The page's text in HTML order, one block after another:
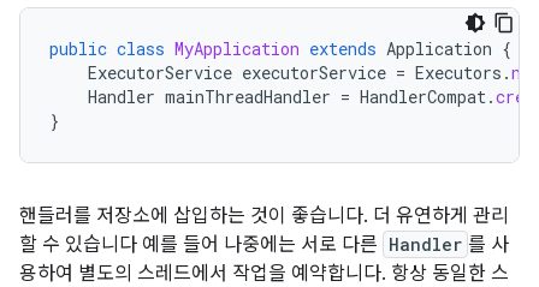
public class MyApplication extends Application {
ExecutorService executorService = Executors .
Handler mainThreadHandler = HandlerCompat.
}
핸들러를 저장소에 삽입하는 것이 좋습니다. 더 유연하게 관리
할 수 있습니다 예를 들어 나중에는 서로 다른 Handler 를 사
용하여 별도의 스레드에서 작업을 예약합니다. 항상 동일한 스